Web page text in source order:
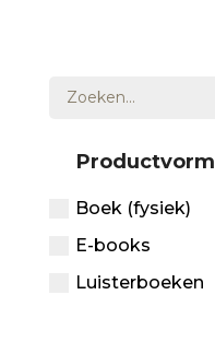
Productvorm
Boek (fysiek)
E-books
Luisterboeken